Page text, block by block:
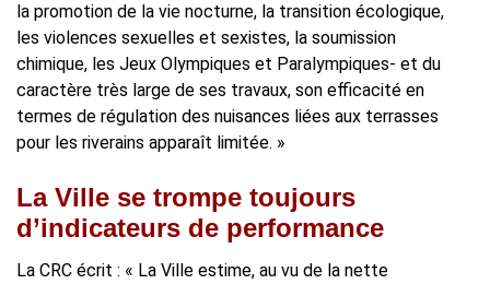
la promotion de la vie nocturne, la transition écologique,
les violences sexuelles et sexistes, la soumission
chimique, les Jeux Olympiques et Paralympiques- et du
caractère très large de ses travaux, son efficacité en
termes de régulation des nuisances liées aux terrasses
pour les riverains apparaît limitée. »
La Ville se trompe toujours
d’indicateurs de performance
La CRC écrit : « La Ville estime, au vu de la nette